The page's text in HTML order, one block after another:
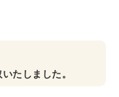
たしました。